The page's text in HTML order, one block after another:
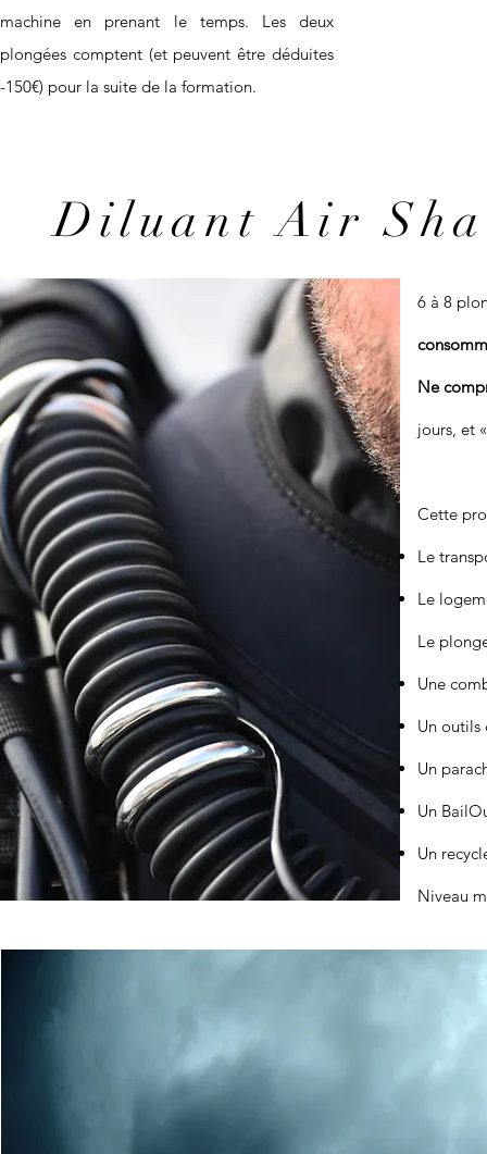
machine en prenant le temps. Les deux
plongées comptent (et peuvent être déduites
-150€) pour la suite de la formation.
6 à 8
Ne
jours, et
Cette
Le
Le
Le
Une
Un outils
Un
Un
Un
Niveau
Diluant Air